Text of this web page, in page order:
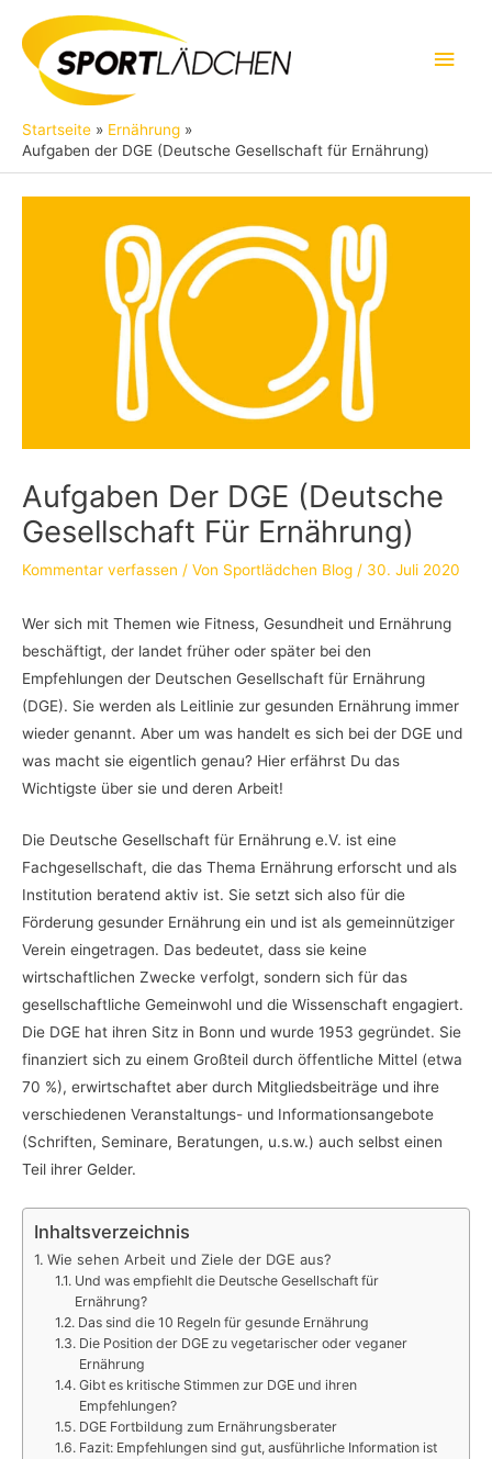
Inhalt
springen
Startseite
Ernährung
Aufgaben der DGE (Deutsche Gesellschaft für Ernährung)
Aufgaben Der DGE (Deutsche
Gesellschaft Für Ernährung)
Kommentar verfassen / Von Sportlädchen Blog / 30. Juli 2020
Wer sich mit Themen wie Fitness, Gesundheit und Ernährung
beschäftigt, der landet früher oder später bei den
Empfehlungen der Deutschen Gesellschaft für Ernährung
(DGE). Sie werden als Leitlinie zur gesunden Ernährung immer
wieder genannt. Aber um was handelt es sich bei der DGE und
was macht sie eigentlich genau? Hier erfährst Du das
Wichtigste über sie und deren Arbeit!
Die Deutsche Gesellschaft für Ernährung e.V. ist eine
Fachgesellschaft, die das Thema Ernährung erforscht und als
Institution beratend aktiv ist. Sie setzt sich also für die
Förderung gesunder Ernährung ein und ist als gemeinnütziger
Verein eingetragen. Das bedeutet, dass sie keine
wirtschaftlichen Zwecke verfolgt, sondern sich für das
gesellschaftliche Gemeinwohl und die Wissenschaft engagiert.
Die DGE hat ihren Sitz in Bonn und wurde 1953 gegründet. Sie
finanziert sich zu einem Großteil durch öffentliche Mittel (etwa
70 %), erwirtschaftet aber durch Mitgliedsbeiträge und ihre
verschiedenen Veranstaltungs- und Informationsangebote
(Schriften, Seminare, Beratungen, u.s.w.) auch selbst einen
Teil ihrer Gelder.
Inhaltsverzeichnis
Wie sehen Arbeit und Ziele der DGE aus?
Und was empfiehlt die Deutsche Gesellschaft für
Ernährung?
Das sind die 10 Regeln für gesunde Ernährung
Die Position der DGE zu vegetarischer oder veganer
Ernährung
Gibt es kritische Stimmen zur DGE und ihren
Empfehlungen?
DGE Fortbildung zum Ernährungsberater
Fazit: Empfehlungen sind gut, ausführliche Information ist